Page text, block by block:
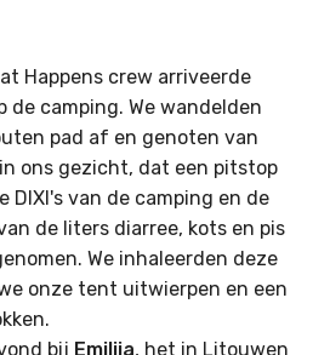
Happens crew arriveerde
de camping. We wandelden
pad af en genoten van
ons gezicht, dat een pitstop
DIXI's van de camping en de
de liters diarree, kots en pis
We inhaleerden deze
onze tent uitwierpen en een
bij Emilija, het in Litouwen